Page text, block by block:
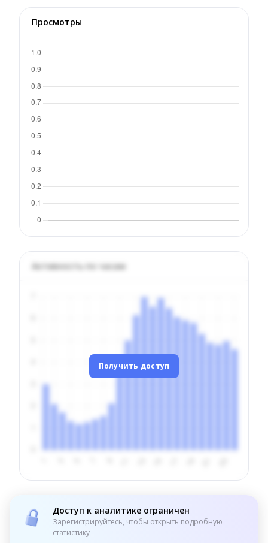
Просмотры
Активность по часам
Получить доступ
Доступ к аналитике ограничен
Зарегистрируйтесь, чтобы открыть подробную
статистику